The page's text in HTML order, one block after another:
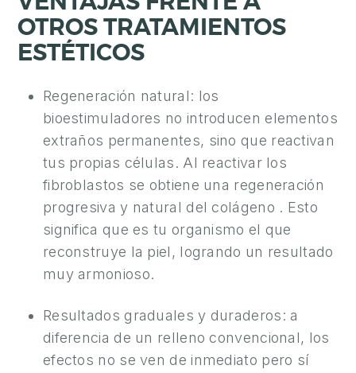
OTROS TRATAMIENTOS
ESTÉTICOS
Regeneración natural: los
bioestimuladores no introducen elementos
extraños permanentes, sino que reactivan
tus propias células. Al reactivar los
fibroblastos se obtiene una regeneración
progresiva y natural del colágeno . Esto
significa que es tu organismo el que
reconstruye la piel, logrando un resultado
muy armonioso.
Resultados graduales y duraderos: a
diferencia de un relleno convencional, los
efectos no se ven de inmediato pero sí